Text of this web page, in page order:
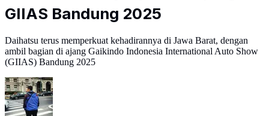
GIIAS Bandung 2025
Daihatsu terus memperkuat kehadirannya di Jawa Barat, dengan
ambil bagian di ajang Gaikindo Indonesia International Auto Show
(GIIAS) Bandung 2025